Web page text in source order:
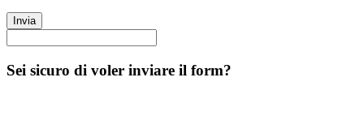
Invia
Sei sicuro di voler inviare il form?